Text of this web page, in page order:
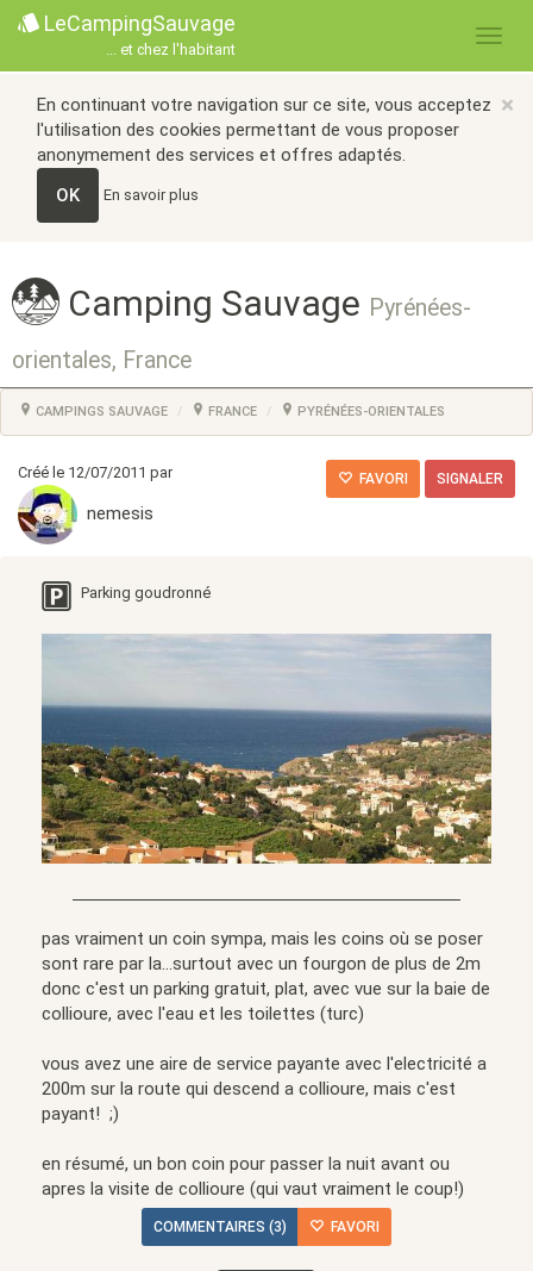
LeCampingSauvage
... et chez l'habitant
×
En continuant votre navigation sur ce site, vous acceptez
l'utilisation des cookies permettant de vous proposer
anonymement des services et offres adaptés.
OK
En savoir plus
Camping Sauvage Pyrénées-
orientales, France
CAMPINGS SAUVAGE FRANCE PYRÉNÉES-ORIENTALES
Créé le 12/07/2011 par
nemesis
FAVORI SIGNALER
Parking goudronné
pas vraiment un coin sympa, mais les coins où se poser
sont rare par la...surtout avec un fourgon de plus de 2m
donc c'est un parking gratuit, plat, avec vue sur la baie de
collioure, avec l'eau et les toilettes (turc)
vous avez une aire de service payante avec l'electricité a
200m sur la route qui descend a collioure, mais c'est
payant! ;)
en résumé, un bon coin pour passer la nuit avant ou
apres la visite de collioure (qui vaut vraiment le coup!)
COMMENTAIRES (3) FAVORI